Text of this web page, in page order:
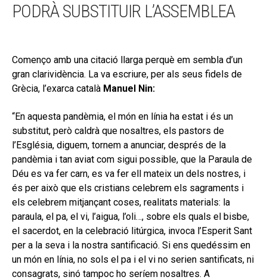
SOBRE NOSALTRES
menú
BLOG
el
CONTACTE
EL MEU COMPTE
CERCAR
CAT
PODRÀ SUBSTITUIR L’ASSEMBLEA
Començo amb una citació llarga perquè em sembla d’un
gran clarividència. La va escriure, per als seus fidels de
Grècia, l’exarca català Manuel Nin:
“En aquesta pandèmia, el món en línia ha estat i és un
substitut, però caldrà que nosaltres, els pastors de
l’Església, diguem, tornem a anunciar, després de la
pandèmia i tan aviat com sigui possible, que la Paraula de
Déu es va fer carn, es va fer ell mateix un dels nostres, i
és per això que els cristians celebrem els sagraments i
els celebrem mitjançant coses, realitats materials: la
paraula, el pa, el vi, l’aigua, l’oli…, sobre els quals el bisbe,
el sacerdot, en la celebració litúrgica, invoca l’Esperit Sant
per a la seva i la nostra santificació. Si ens quedéssim en
un món en línia, no sols el pa i el vi no serien santificats, ni
consagrats, sinó tampoc ho seríem nosaltres. A